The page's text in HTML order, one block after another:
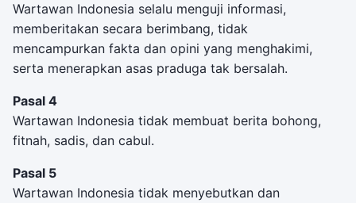
Wartawan Indonesia selalu menguji informasi,
memberitakan secara berimbang, tidak
mencampurkan fakta dan opini yang menghakimi,
serta menerapkan asas praduga tak bersalah.
Pasal 4
Wartawan Indonesia tidak membuat berita bohong,
fitnah, sadis, dan cabul.
Pasal 5
Wartawan Indonesia tidak menyebutkan dan